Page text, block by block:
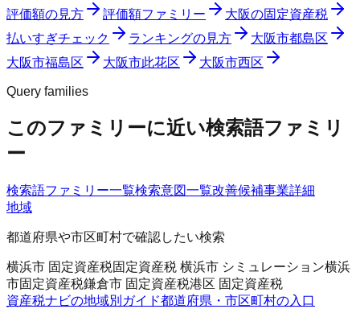
評価額の見方 評価額ファミリー
大阪の固定資産税
払いすぎチェック
ランキングの見方
大阪市都島区
大阪市福島区
大阪市此花区 大阪市西区
Query families
このファミリーに近い検索語ファミリ
ー
検索語ファミリー一覧検索意図一覧改善候補事業詳細
地域
都道府県や市区町村で確認したい検索
横浜市 固定資産税固定資産税 横浜市 シミュレーション横浜
市固定資産税鎌倉市 固定資産税港区 固定資産税
資産税ナビの地域別ガイド都道府県・市区町村の入口